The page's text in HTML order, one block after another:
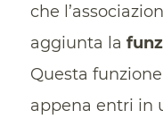
che
aggiunta la
Questa
appena entri in